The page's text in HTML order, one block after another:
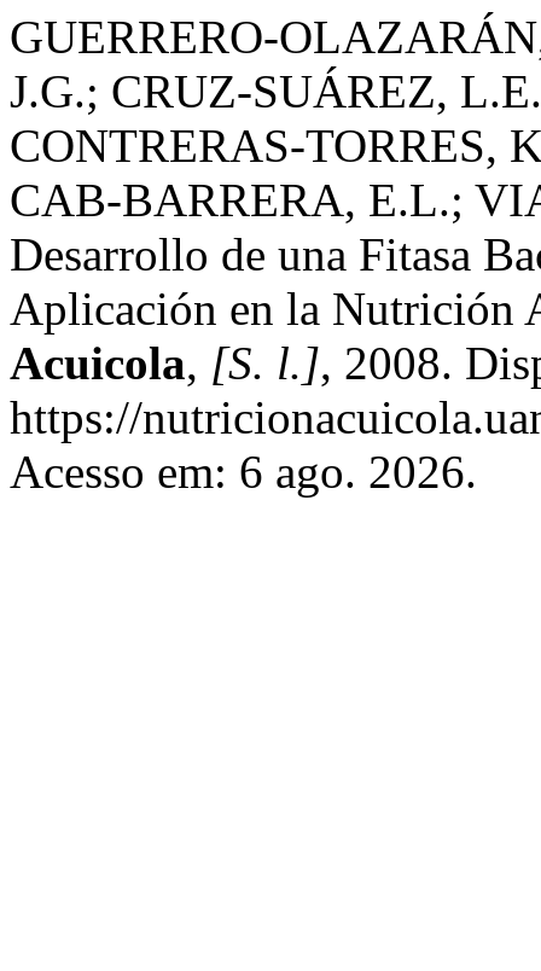
GUERRERO-
J.G.; CRUZ-SUÁREZ,
CONTRERAS-TORRES,
CAB-BARRERA, E.L.;
Desarrollo de una Fitasa
Aplicación en la Nutrición
Acuicola, [S. l.], 2008.
https://
Acesso em: 6 ago. 2026.